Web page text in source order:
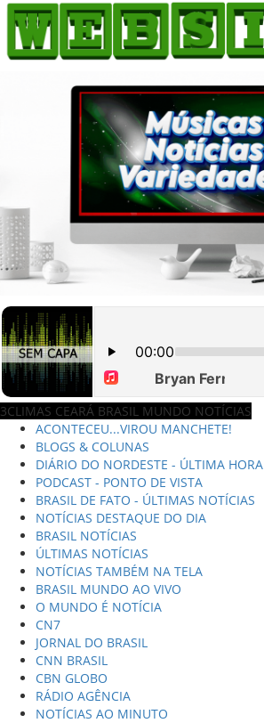
3CLIMAS CEARÁ BRASIL MUNDO NOTÍCIAS
ACONTECEU...VIROU MANCHETE!
BLOGS & COLUNAS
DIÁRIO DO NORDESTE - ÚLTIMA HORA
PODCAST - PONTO DE VISTA
BRASIL DE FATO - ÚLTIMAS NOTÍCIAS
NOTÍCIAS DESTAQUE DO DIA
BRASIL NOTÍCIAS
ÚLTIMAS NOTÍCIAS
NOTÍCIAS TAMBÉM NA TELA
BRASIL MUNDO AO VIVO
O MUNDO É NOTÍCIA
CN7
JORNAL DO BRASIL
CNN BRASIL
CBN GLOBO
RÁDIO AGÊNCIA
NOTÍCIAS AO MINUTO